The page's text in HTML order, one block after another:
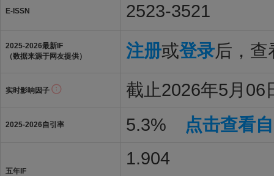
E-ISSN 2523-3521
2025-2026最新IF
（数据来源于网友提供）
注册或登录后，查
实时影响因子 截止2026年5月06
2025-2026自引率 5.3% 点击查看
五年IF
1.904